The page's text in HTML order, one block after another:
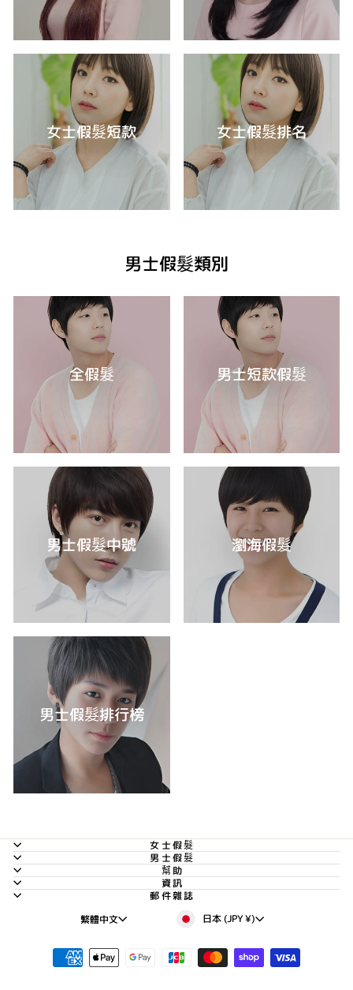
女士假髮短款 女士假髮排名
男士假髮類別
全假髮 男士短款假髮
男士假髮中號 瀏海假髮
男士假髮排行榜
女士假髮
男士假髮
幫助
資訊
郵件雜誌
語
繁體中文 貨
幣
日本 (JPY ¥)